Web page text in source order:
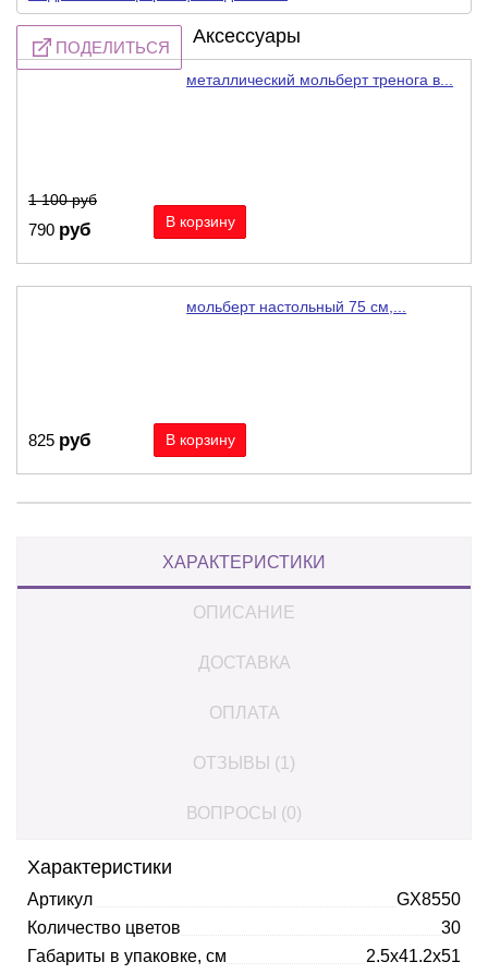
ПОДЕЛИТЬСЯ
Аксессуары
металлический мольберт тренога в...
1 100руб
790 руб
мольберт настольный 75 см,...
825 руб
ХАРАКТЕРИСТИКИ
ОПИСАНИЕ
ДОСТАВКА
ОПЛАТА
ОТЗЫВЫ (1)
ВОПРОСЫ (0)
Характеристики
Артикул
GX8550
Количество цветов
30
Габариты в упаковке, см
2.5x41.2x51